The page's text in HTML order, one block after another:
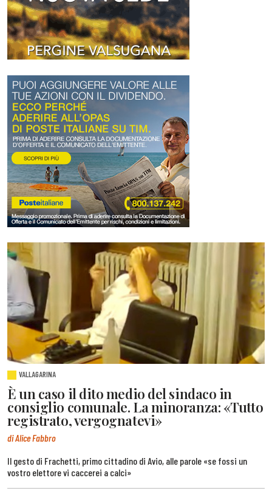
VALLAGARINA
È un caso il dito medio del sindaco in
consiglio comunale. La minoranza: «Tutto
registrato, vergognatevi»
di Alice Fabbro
Il gesto di Frachetti, primo cittadino di Avio, alle parole «se fossi un
vostro elettore vi caccerei a calci»